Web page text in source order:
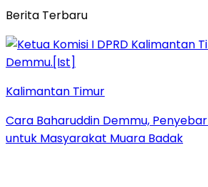
Berita Terbaru
Kalimantan Timur
Cara Baharuddin Demmu,
untuk Masyarakat Muara Badak